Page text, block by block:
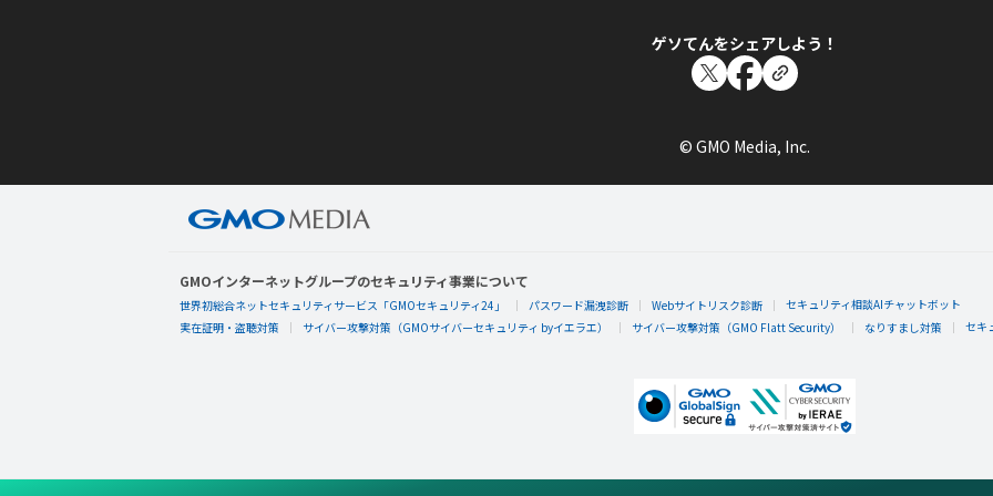
ゲソてんをシェアしよう！
© GMO Media, Inc.
GMOインターネットグループのセキュリティ事業について
世界初総合ネットセキュリティサービス「GMOセキュリティ24」 パスワード漏洩診断 Webサイトリスク診断
セキュリティ相談AIチャットボット
実在証明・盗聴対策
サイバー攻撃対策（GMOサイバーセキュリティ byイエラエ） サイバー攻撃対策（GMO Flatt Security） なりすまし対策 セキ